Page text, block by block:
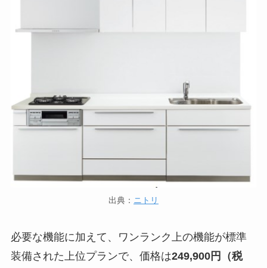
出典： ニトリ
必要な機能に加えて、ワンランク上の機能が標準
装備された上位プランで、価格は249,900円（税